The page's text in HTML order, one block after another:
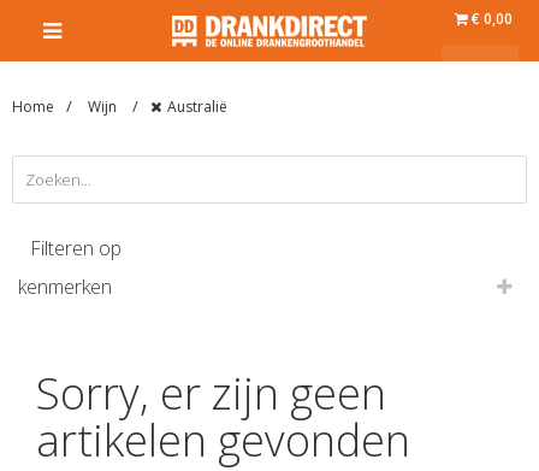
€ 0,00
Home Wijn Australië
Filteren op
kenmerken
Sorry, er zijn geen
artikelen gevonden